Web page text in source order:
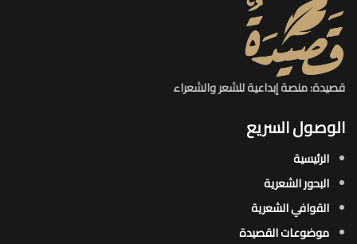
قصيدة: منصة إبداعية للشعر والشعراء
الوصول السريع
الرئيسية
البحور الشعرية​
القوافي الشعرية​
موضوعات القصيدة​